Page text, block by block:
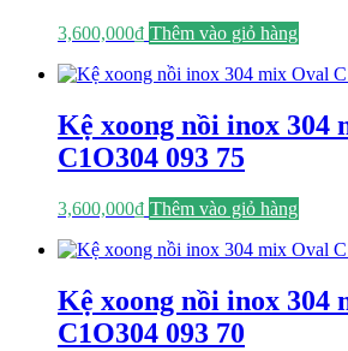
3,600,000₫ Thêm vào giỏ hàng
Kệ xoong nồi inox 304
C1O304 093 75
3,600,000₫ Thêm vào giỏ hàng
Kệ xoong nồi inox 304
C1O304 093 70